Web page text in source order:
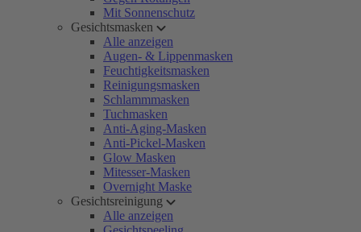
Mit Sonnenschutz
Gesichtsmasken
Alle anzeigen
Augen- & Lippenmasken
Feuchtigkeitsmasken
Reinigungsmasken
Schlammmasken
Tuchmasken
Anti-Aging-Masken
Anti-Pickel-Masken
Glow Masken
Mitesser-Masken
Overnight Maske
Gesichtsreinigung
Alle anzeigen